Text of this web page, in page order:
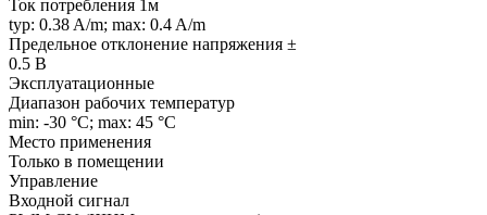
Ток потребления 1м
typ: 0.38 A/m; max: 0.4 A/m
Предельное отклонение напряжения ±
0.5 В
Эксплуатационные
Диапазон рабочих температур
min: -30 °C; max: 45 °C
Место применения
Только в помещении
Управление
Входной сигнал